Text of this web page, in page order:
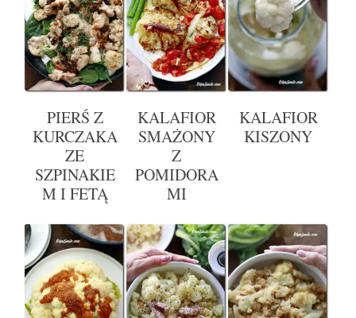
PIERŚ Z
KURCZAKA
ZE
SZPINAKIE
M I FETĄ
KALAFIOR
SMAŻONY
Z
POMIDORA
MI
KALAFIOR
KISZONY